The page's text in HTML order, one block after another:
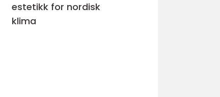
estetikk for nordisk
klima